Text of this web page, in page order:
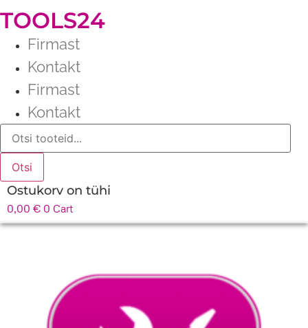
TOOLS24
Firmast
Kontakt
Firmast
Kontakt
Products
search
Otsi
Ostukorv on tühi
0,00 € 0 Cart